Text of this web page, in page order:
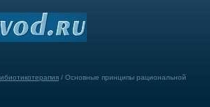
/ Основные принципы рациональной